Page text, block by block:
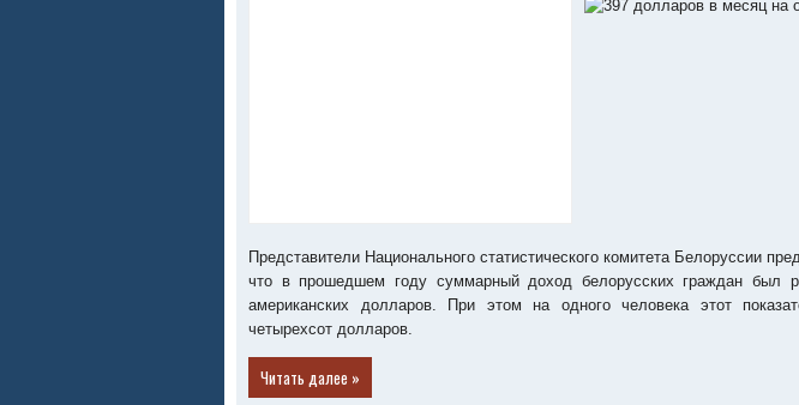
Представители Национального статистического комитета Белоруссии
что в прошедшем году суммарный доход белорусских граждан был
американских долларов. При этом на одного человека этот
четырехсот долларов.
Читать далее »